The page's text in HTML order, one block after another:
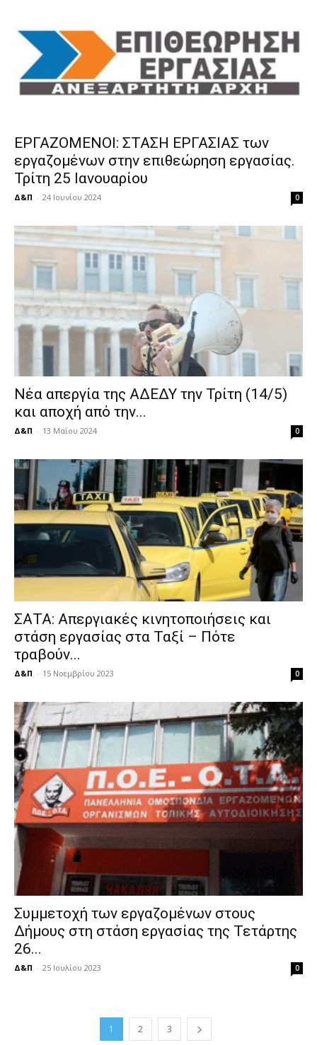
ΕΡΓΑΖΟΜΕΝΟΙ: ΣΤΑΣΗ ΕΡΓΑΣΙΑΣ των
εργαζομένων στην επιθεώρηση εργασίας.
Τρίτη 25 Ιανουαρίου
Δ&Π - 24 Ιουνίου 2024 0
Νέα απεργία της ΑΔΕΔΥ την Τρίτη (14/5)
και αποχή από την...
Δ&Π - 13 Μαΐου 2024 0
ΣΑΤΑ: Απεργιακές κινητοποιήσεις και
στάση εργασίας στα Ταξί – Πότε
τραβούν...
Δ&Π - 15 Νοεμβρίου 2023 0
Συμμετοχή των εργαζομένων στους
Δήμους στη στάση εργασίας της Τετάρτης
26...
Δ&Π - 25 Ιουλίου 2023 0
1 2 3